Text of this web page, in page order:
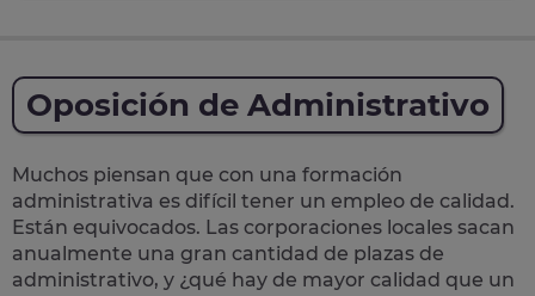
Oposición de Administrativo
Muchos piensan que con una formación
administrativa es difícil tener un empleo de calidad.
Están equivocados. Las corporaciones locales sacan
anualmente una gran cantidad de plazas de
administrativo, y ¿qué hay de mayor calidad que un